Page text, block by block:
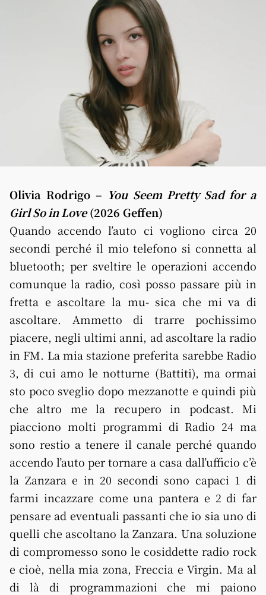
Olivia Rodrigo – You Seem Pretty Sad for a
Girl So in Love(2026 Geffen)
Quando accendo l’auto ci vogliono circa 20
secondi perché il mio telefono si connetta al
bluetooth; per sveltire le operazioni accendo
comunque la radio, così posso passare più in
fretta e ascoltare la mu- sica che mi va di
ascoltare. Ammetto di trarre pochissimo
piacere, negli ultimi anni, ad ascoltare la radio
in FM. La mia stazione preferita sarebbe Radio
3, di cui amo le notturne (Battiti), ma ormai
sto poco sveglio dopo mezzanotte e quindi più
che altro me la recupero in podcast. Mi
piacciono molti programmi di Radio 24 ma
sono restio a tenere il canale perché quando
accendo l’auto per tornare a casa dall’ufficio c’è
la Zanzara e in 20 secondi sono capaci 1 di
farmi incazzare come una pantera e 2 di far
pensare ad eventuali passanti che io sia uno di
quelli che ascoltano la Zanzara. Una soluzione
di compromesso sono le cosiddette radio rock
e cioè, nella mia zona, Freccia e Virgin. Ma al
di là di programmazioni che mi paiono